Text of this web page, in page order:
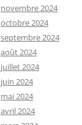
novembre 2024
octobre 2024
septembre 2024
août 2024
juillet 2024
juin 2024
mai 2024
avril 2024